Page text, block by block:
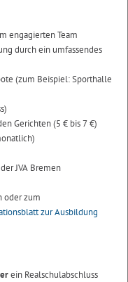
engagierten Team
durch ein umfassendes
(zum Beispiel: Sporthalle
Gerichten (5 € bis 7 €)
JVA Bremen
oder zum
zur Ausbildung
ein Realschulabschluss